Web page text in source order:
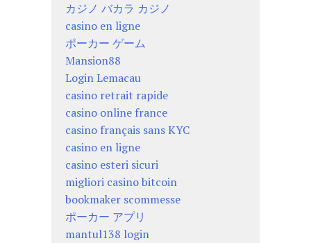
カジノ バカラ カジノ
casino en ligne
ポーカー ゲーム
Mansion88
Login Lemacau
casino retrait rapide
casino online france
casino français sans KYC
casino en ligne
casino esteri sicuri
migliori casino bitcoin
bookmaker scommesse
ポーカー アプリ
mantul138 login